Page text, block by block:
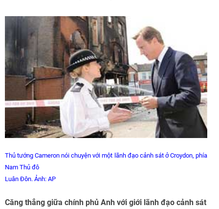
Thủ tướng Cameron nói chuyện với một lãnh đạo cảnh sát ở Croydon, phía
Nam Thủ đô
Luân Đôn. Ảnh: AP
Căng thẳng giữa chính phủ Anh với giới lãnh đạo cảnh sát